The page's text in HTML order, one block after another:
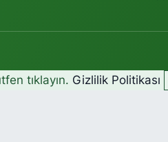
tıklayın. Gizlilik Politikası